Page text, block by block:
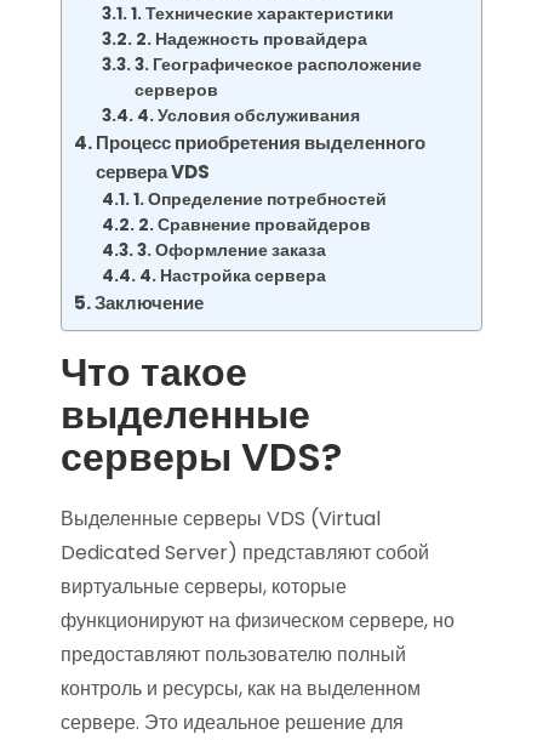
1. Технические характеристики
2. Надежность провайдера
3. Географическое расположение
серверов
4. Условия обслуживания
Процесс приобретения выделенного
сервера VDS
1. Определение потребностей
2. Сравнение провайдеров
3. Оформление заказа
4. Настройка сервера
Заключение
Что такое
выделенные
серверы VDS?
Выделенные серверы VDS (Virtual
Dedicated Server) представляют собой
виртуальные серверы, которые
функционируют на физическом сервере, но
предоставляют пользователю полный
контроль и ресурсы, как на выделенном
сервере. Это идеальное решение для